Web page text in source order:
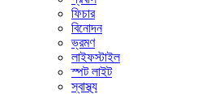
ফিচার
বিনোদন
ভ্রমণ
লাইফস্টাইল
স্পট লাইট
স্বাস্থ্য